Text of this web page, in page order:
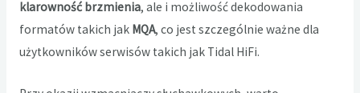
klarowność brzmienia, ale i możliwość dekodowania
formatów takich jak MQA, co jest szczególnie ważne dla
użytkowników serwisów takich jak Tidal HiFi.